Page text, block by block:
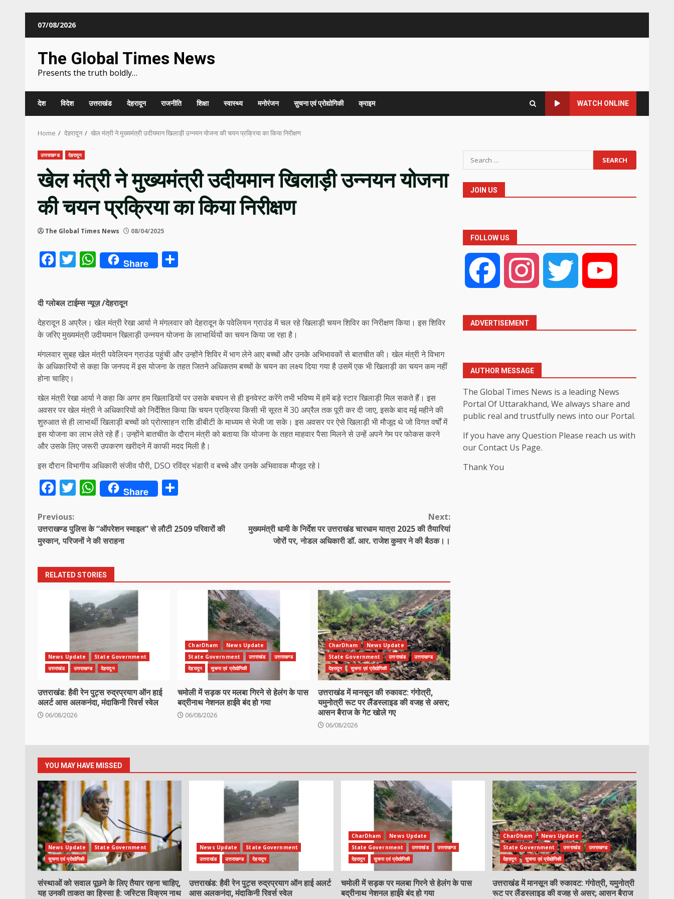
07/08/2026
The Global Times News
Presents the truth boldly…
देश विदेश उत्तराखंड देहरादून राजनीति शिक्षा स्वास्थ्य मनोरंजन सुचना एवं प्रोद्योगिकी क्राइम WATCH ONLINE
Home देहरादून खेल मंत्री ने मुख्यमंत्री उदीयमान खिलाड़ी उन्नयन योजना की चयन प्रक्रिया का किया निरीक्षण
उत्तराखण्ड देहरादून
खेल मंत्री ने मुख्यमंत्री उदीयमान खिलाड़ी उन्नयन योजना
की चयन प्रक्रिया का किया निरीक्षण
The Global Times News 08/04/2025
Facebook
Twitter
WhatsApp
Share
दी ग्लोबल टाईम्स न्यूज़ /देहरादून
देहरादून 8 अप्रैल। खेल मंत्री रेखा आर्या ने मंगलवार को देहरादून के पवेलियन ग्राउंड में चल रहे खिलाड़ी चयन शिविर का निरीक्षण किया। इस शिविर
के जरिए मुख्यमंत्री उदीयमान खिलाड़ी उन्नयन योजना के लाभार्थियों का चयन किया जा रहा है।
मंगलवार सुबह खेल मंत्री पवेलियन ग्राउंड पहुंची और उन्होंने शिविर में भाग लेने आए बच्चों और उनके अभिभावकों से बातचीत की। खेल मंत्री ने विभाग
के अधिकारियों से कहा कि जनपद में इस योजना के तहत जितने अधिकतम बच्चों के चयन का लक्ष्य दिया गया है उसमें एक भी खिलाड़ी का चयन कम नहीं
होना चाहिए।
खेल मंत्री रेखा आर्या ने कहा कि अगर हम खिलाडियों पर उसके बचपन से ही इनवेस्ट करेंगे तभी भविष्य में हमें बड़े स्टार खिलाड़ी मिल सकते हैं। इस
अवसर पर खेल मंत्री ने अधिकारियों को निर्देशित किया कि चयन प्रक्रिया किसी भी सूरत में 30 अप्रैल तक पूरी कर दी जाए, इसके बाद मई महीने की
शुरुआत से ही लाभार्थी खिलाड़ी बच्चों को प्रोत्साहन राशि डीबीटी के माध्यम से भेजी जा सके। इस अवसर पर ऐसे खिलाड़ी भी मौजूद थे जो विगत वर्षों में
इस योजना का लाभ लेते रहे हैं। उन्होंने बातचीत के दौरान मंत्री को बताया कि योजना के तहत माहवार पैसा मिलने से उन्हें अपने गेम पर फोकस करने
और उसके लिए जरूरी उपकरण खरीदने में काफी मदद मिली है।
इस दौरान विभागीय अधिकारी संजीव पौरी, DSO रविंद्र भंडारी व बच्चे और उनके अभिवावक मौजूद रहे I
Facebook
Twitter
WhatsApp
Share
Continue
Reading
Previous:
उत्तराखण्ड पुलिस के “ऑपरेशन स्माइल” से लौटी 2509 परिवारों की
मुस्कान, परिजनों ने की सराहना
Next:
मुख्यमंत्री धामी के निर्देश पर उत्तराखंड चारधाम यात्रा 2025 की तैयारियां
जोरों पर, नोडल अधिकारी डॉ. आर. राजेश कुमार ने की बैठक।।
RELATED STORIES
News Update
State Government
उत्तराखंड
उत्तराखण्ड देहरादून
उत्तराखंड: हैवी रेन पुट्स रुद्रप्रयाग ऑन हाई
अलर्ट आस अलकनंदा, मंदाकिनी रिवर्स स्वेल
06/08/2026
CharDham
News Update
State Government
उत्तराखंड
उत्तराखण्ड
देहरादून
सुचना एवं प्रोद्योगिकी
चमोली में सड़क पर मलबा गिरने से हेलंग के पास
बद्रीनाथ नेशनल हाईवे बंद हो गया
06/08/2026
CharDham
News Update
State Government
उत्तराखंड
उत्तराखण्ड
देहरादून
सुचना एवं प्रोद्योगिकी
उत्तराखंड में मानसून की रुकावट: गंगोत्री,
यमुनोत्री रूट पर लैंडस्लाइड की वजह से असर;
आसन बैराज के गेट खोले गए
06/08/2026
Search
for:
JOIN US
FOLLOW US
Facebook Instagram Twitter
ADVERTISEMENT
AUTHOR MESSAGE
The Global Times News is a leading News
Portal Of Uttarakhand, We always share and
public real and trustfully news into our Portal.
If you have any Question Please reach us with
our Contact Us Page.
Thank You
YOU MAY HAVE MISSED
News Update
State Government
सुचना एवं प्रोद्योगिकी
संस्थाओं को सवाल पूछने के लिए तैयार रहना चाहिए,
यह उनकी ताकत का हिस्सा है: जस्टिस विक्रम नाथ
News Update
State Government
उत्तराखंड
उत्तराखण्ड देहरादून
उत्तराखंड: हैवी रेन पुट्स रुद्रप्रयाग ऑन हाई अलर्ट
आस अलकनंदा, मंदाकिनी रिवर्स स्वेल
CharDham
News Update
State Government
उत्तराखंड
उत्तराखण्ड
देहरादून
सुचना एवं प्रोद्योगिकी
चमोली में सड़क पर मलबा गिरने से हेलंग के पास
बद्रीनाथ नेशनल हाईवे बंद हो गया
CharDham
News Update
State Government
उत्तराखंड
उत्तराखण्ड
देहरादून
सुचना एवं प्रोद्योगिकी
उत्तराखंड में मानसून की रुकावट: गंगोत्री, यमुनोत्री
रूट पर लैंडस्लाइड की वजह से असर; आसन बैराज